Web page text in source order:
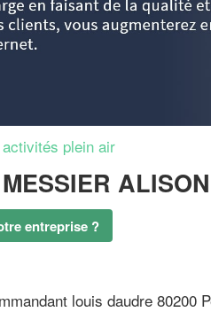
plein air
ALISON
entreprise ?
louis daudre 80200